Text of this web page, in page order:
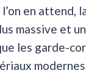
en attend,
massive et
les garde-
modernes